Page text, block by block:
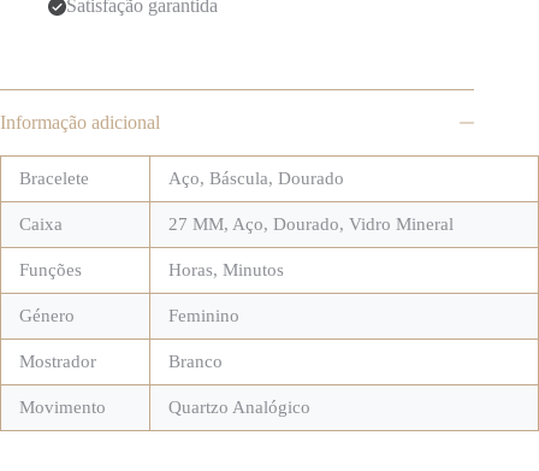
Satisfação garantida
Informação adicional
Bracelete Aço, Báscula, Dourado
Caixa 27 MM, Aço, Dourado, Vidro Mineral
Funções Horas, Minutos
Género Feminino
Mostrador Branco
Movimento Quartzo Analógico